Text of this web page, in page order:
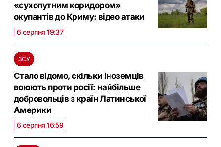
«сухопутним коридором»
окупантів до Криму: відео атаки
6 серпня 19:37
ЗСУ
Стало відомо, скільки іноземців
воюють проти росії: найбільше
добровольців з країн Латинської
Америки
6 серпня 16:59